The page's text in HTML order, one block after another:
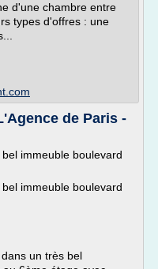
d'une chambre entre
types d'offres : une
de Paris -
immeuble boulevard
immeuble boulevard
un très bel